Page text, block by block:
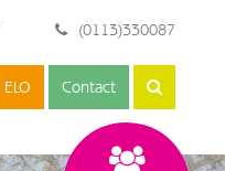
(0113)330087
ELO Contact